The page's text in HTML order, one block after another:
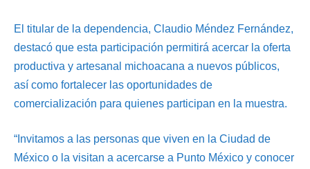
El titular de la dependencia, Claudio Méndez Fernández,
destacó que esta participación permitirá acercar la oferta
productiva y artesanal michoacana a nuevos públicos,
así como fortalecer las oportunidades de
comercialización para quienes participan en la muestra.
“Invitamos a las personas que viven en la Ciudad de
México o la visitan a acercarse a Punto México y conocer